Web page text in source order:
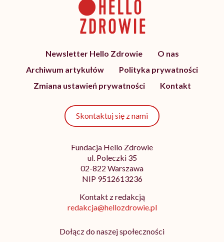
Newsletter Hello Zdrowie
O nas
Archiwum artykułów
Polityka prywatności
Zmiana ustawień prywatności
Kontakt
Skontaktuj się z nami
Fundacja Hello Zdrowie
ul. Poleczki 35
02-822 Warszawa
NIP 9512613236
Kontakt z redakcją
redakcja@hellozdrowie.pl
Dołącz do naszej społeczności